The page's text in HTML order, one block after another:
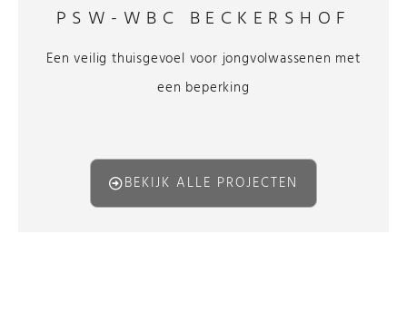
PSW-WBC BECKERSHOF
Een veilig thuisgevoel voor jongvolwassenen met
een beperking
BEKIJK ALLE PROJECTEN